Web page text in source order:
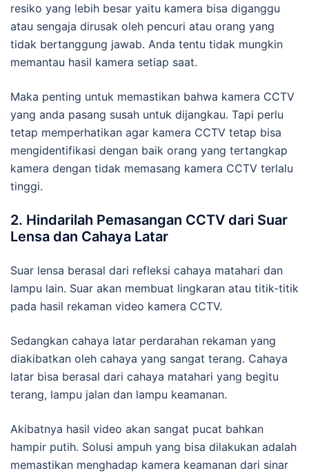
resiko yang lebih besar yaitu kamera bisa diganggu
atau sengaja dirusak oleh pencuri atau orang yang
tidak bertanggung jawab. Anda tentu tidak mungkin
memantau hasil kamera setiap saat.
Maka penting untuk memastikan bahwa kamera CCTV
yang anda pasang susah untuk dijangkau. Tapi perlu
tetap memperhatikan agar kamera CCTV tetap bisa
mengidentifikasi dengan baik orang yang tertangkap
kamera dengan tidak memasang kamera CCTV terlalu
tinggi.
2. Hindarilah Pemasangan CCTV dari Suar
Lensa dan Cahaya Latar
Suar lensa berasal dari refleksi cahaya matahari dan
lampu lain. Suar akan membuat lingkaran atau titik-titik
pada hasil rekaman video kamera CCTV.
Sedangkan cahaya latar perdarahan rekaman yang
diakibatkan oleh cahaya yang sangat terang. Cahaya
latar bisa berasal dari cahaya matahari yang begitu
terang, lampu jalan dan lampu keamanan.
Akibatnya hasil video akan sangat pucat bahkan
hampir putih. Solusi ampuh yang bisa dilakukan adalah
memastikan menghadap kamera keamanan dari sinar